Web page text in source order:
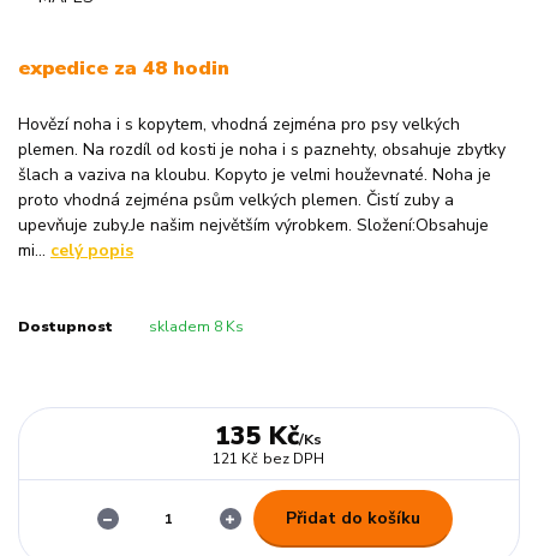
expedice za 48 hodin
Hovězí noha i s kopytem, vhodná zejména pro psy velkých
plemen. Na rozdíl od kosti je noha i s paznehty, obsahuje zbytky
šlach a vaziva na kloubu. Kopyto je velmi houževnaté. Noha je
proto vhodná zejména psům velkých plemen. Čistí zuby a
upevňuje zuby.Je našim největším výrobkem. Složení:Obsahuje
mi... celý popis
Dostupnost skladem 8 Ks
135 Kč/Ks
121 Kč bez DPH
Přidat do košíku